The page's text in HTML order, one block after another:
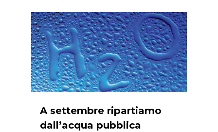
A settembre ripartiamo
dall’acqua pubblica
0